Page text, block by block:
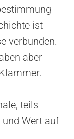
ist
verbunden.
aber
teils
und Wert auf